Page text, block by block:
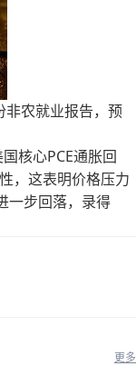
非农就业报告，预
核心PCE通胀回
，这表明价格压力
一步回落，录得
更多